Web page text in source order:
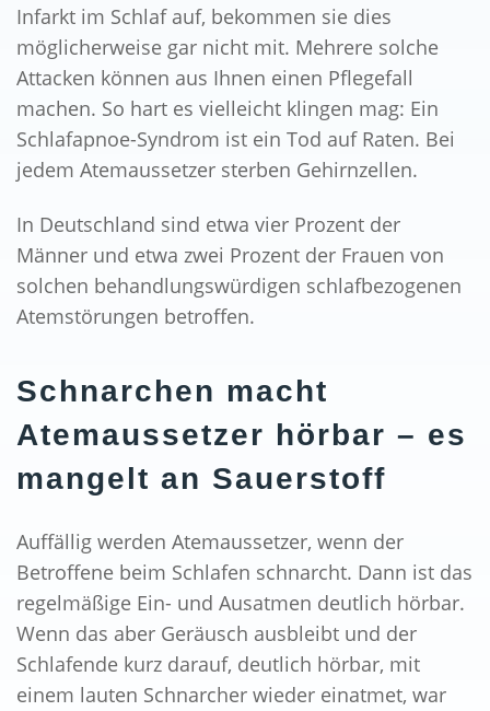
Infarkt im Schlaf auf, bekommen sie dies
möglicherweise gar nicht mit. Mehrere solche
Attacken können aus Ihnen einen Pflegefall
machen. So hart es vielleicht klingen mag: Ein
Schlafapnoe-Syndrom ist ein Tod auf Raten. Bei
jedem Atemaussetzer sterben Gehirnzellen.
In Deutschland sind etwa vier Prozent der
Männer und etwa zwei Prozent der Frauen von
solchen behandlungswürdigen schlafbezogenen
Atemstörungen betroffen.
Schnarchen macht
Atemaussetzer hörbar – es
mangelt an Sauerstoff
Auffällig werden Atemaussetzer, wenn der
Betroffene beim Schlafen schnarcht. Dann ist das
regelmäßige Ein- und Ausatmen deutlich hörbar.
Wenn das aber Geräusch ausbleibt und der
Schlafende kurz darauf, deutlich hörbar, mit
einem lauten Schnarcher wieder einatmet, war